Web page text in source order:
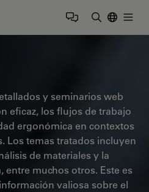
y seminarios web
eficaz, los flujos de trabajo
ergonómica en contextos
Los temas tratados incluyen
de materiales y la
muchos otros. Este es
valiosa sobre el